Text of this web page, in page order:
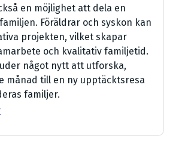
en möjlighet att dela en
Föräldrar och syskon kan
projekten, vilket skapar
och kvalitativ familjetid.
något nytt att utforska,
månad till en ny upptäcktsresa
familjer.